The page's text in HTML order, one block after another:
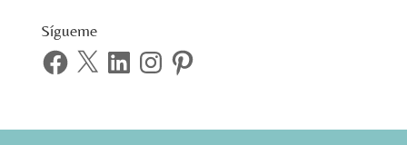
Sígueme
Facebook
X LinkedInInstagramPinterest